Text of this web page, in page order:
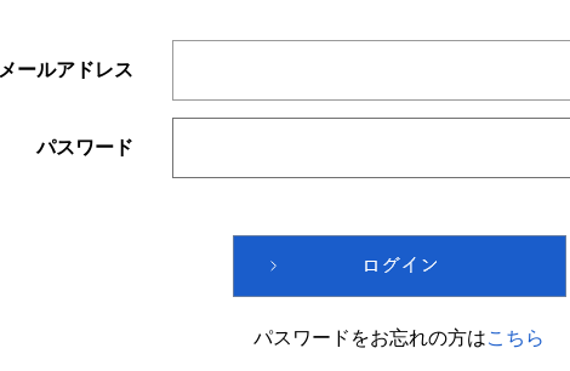
メールアドレス
パスワード
パスワードをお忘れの方はこちら